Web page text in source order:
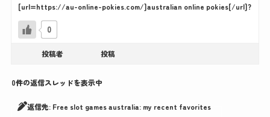
[url=https://au-online-pokies.com/]australian online pokies[/url]?
0
投稿者 投稿
0件の返信スレッドを表示中
返信先: Free slot games australia: my recent favorites